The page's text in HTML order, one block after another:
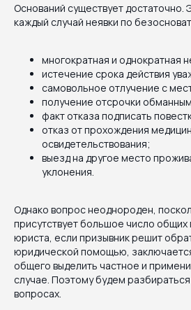
Оснований существует достаточно.
каждый случай неявки по
многократная и однократная
истечение срока действия
самовольное отлучение с
получение отсрочки
факт отказа подписать
отказ от прохождения
освидетельствования;
выезд на другое место
уклонения.
Однако вопрос неоднороден,
присутствует большое число общих
юриста, если призывник решит
юридической помощью,
общего выделить частное и
случае. Поэтому будем разбираться
вопросах.